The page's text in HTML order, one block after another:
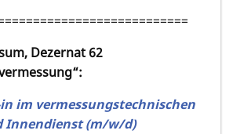
Dezernat 62
im vermessungstechnischen
Innendienst (m/w/d)